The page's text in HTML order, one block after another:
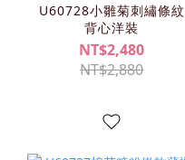
U60728小雛菊刺繡條紋
背心洋裝
NT$2,480
NT$2,880